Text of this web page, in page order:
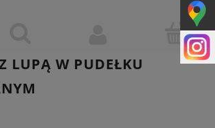
LUPĄ W PUDEŁKU